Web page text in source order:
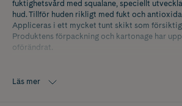
fuktighetsvård med squalane, speciellt
hud. Tillför huden rikligt med fukt och
Appliceras i ett mycket tunt skikt som
Produktens förpackning och kartonage har
oförändrat.
Läs mer